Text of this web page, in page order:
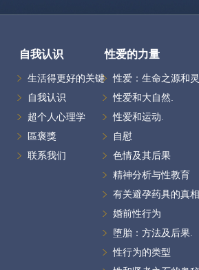
自我认识
生活得更好的关键
自我认识
超个人心理学
區褒獎
联系我们
性爱的力量
性爱：生命之源和
性爱和大自然.
性爱和运动.
自慰
色情及其后果
精神分析与性教育
有关避孕药具的真相.
婚前性行为
堕胎：方法及后果.
性行为的类型